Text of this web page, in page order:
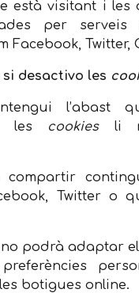
està visitant i les
per serveis
Facebook, Twitter,
si desactivo les
l’abast
les cookiesli
Twitter o
no podrà adaptar
botigues online.